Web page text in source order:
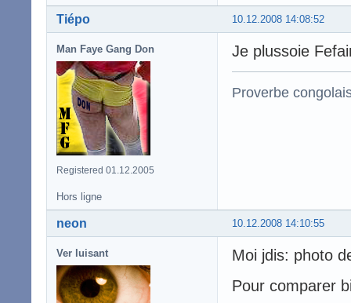
10.12.2008 14:08:52
Tiépo
Man Faye Gang Don
Registered 01.12.2005
Je plussoie
Proverbe
Hors ligne
10.12.2008 14:10:55
neon
Ver luisant
Moi jdis: photo
Pour comparer